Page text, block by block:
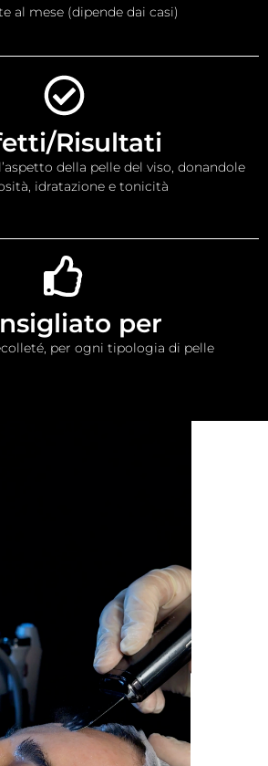
al mese (dipende dai casi)
Risultati
della pelle del viso, donandole
idratazione e tonicità
per
per ogni tipologia di pelle